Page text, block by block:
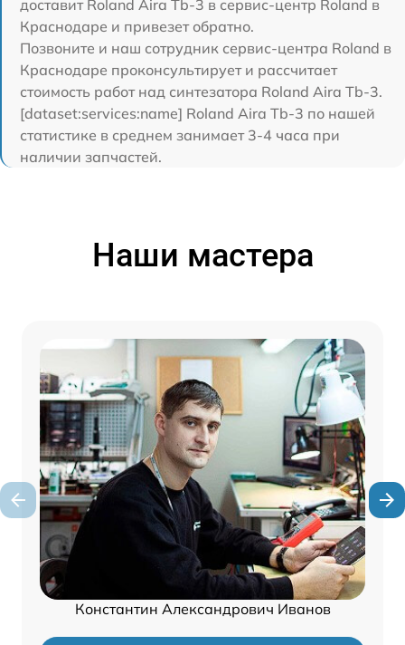
доставит Roland Aira Tb-3 в сервис-центр Roland в
Краснодаре и привезет обратно.
Позвоните и наш сотрудник сервис-центра Roland в
Краснодаре проконсультирует и рассчитает
стоимость работ над синтезатора Roland Aira Tb-3.
[dataset:services:name] Roland Aira Tb-3 по нашей
статистике в среднем занимает 3-4 часа при
наличии запчастей.
Наши мастера
Константин Александрович Иванов